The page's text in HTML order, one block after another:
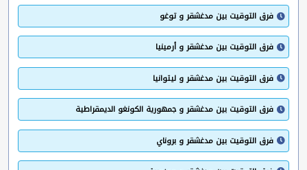
فرق التوقيت بين مدغشقر و توغو
فرق التوقيت بين مدغشقر و أرمينيا
فرق التوقيت بين مدغشقر و ليتوانيا
فرق التوقيت بين مدغشقر و جمهورية الكونغو الديمقراطية
فرق التوقيت بين مدغشقر و بروناي